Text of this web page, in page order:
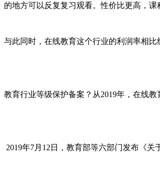
的地方可以反复复习观看。性价比更高，课
与此同时，在线教育这个行业的利润率相
教育行业等级保护备案？从2019年，在线教
2019年7月12日，教育部等六部门发布《